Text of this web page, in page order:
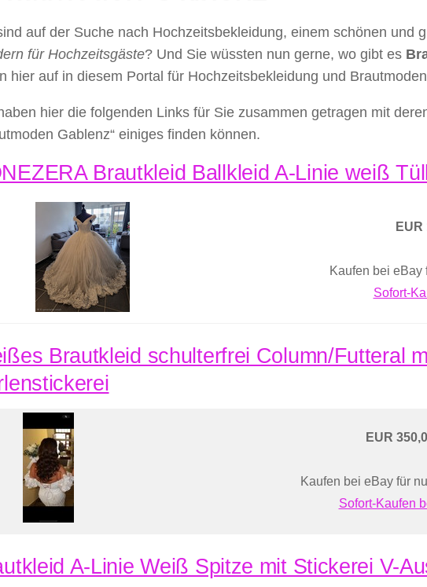
auf der Suche nach Hochzeitsbekleidung, einem schönen und
für Hochzeitsgäste? Und Sie wüssten nun gerne, wo gibt es
hier auf in diesem Portal für Hochzeitsbekleidung und
hier die folgenden Links für Sie zusammen getragen mit
Gablenz“ einiges finden können.
Brautkleid Ballkleid A-Linie weiß
EUR
Kaufen bei eBay
Sofort-
Brautkleid schulterfrei Column/Futteral
EUR
Kaufen bei eBay für
Sofort-Kaufen
A-Linie Weiß Spitze mit Stickerei V-